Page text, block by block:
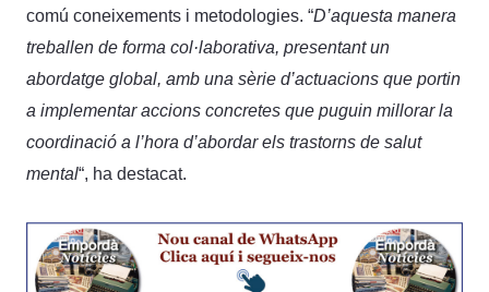
comú coneixements i metodologies. “D’aquesta manera
treballen de forma col·laborativa, presentant un
abordatge global, amb una sèrie d’actuacions que portin
a implementar accions concretes que puguin millorar la
coordinació a l’hora d’abordar els trastorns de salut
mental“, ha destacat.